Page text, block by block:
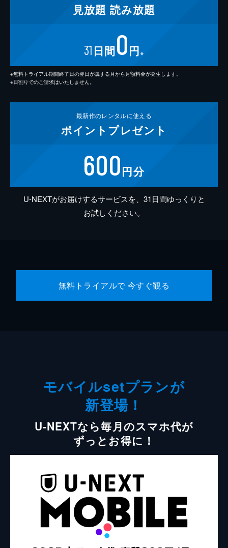
見放題 読み放題
31 日間0円 ※
※無料トライアル期間終了日の翌日が属する月から月額料金が発生します。
※日割りでのご請求はいたしません。
最新作のレンタルに使える
ポイント プレゼント
600円分
U-NEXTがお届けするサービスを、31日間ゆっくりと
お試しください。
無料トライアルで 今すぐ観る
モバイルsetプランが
新登場！
U-NEXTなら毎月のスマホ代が
ずっとお得に！